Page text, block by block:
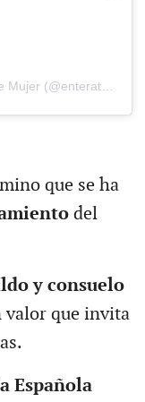
Una publicación compartida por Entérate Mujer (@enteratemujer)
que se ha
del
y consuelo
valor que invita
Española